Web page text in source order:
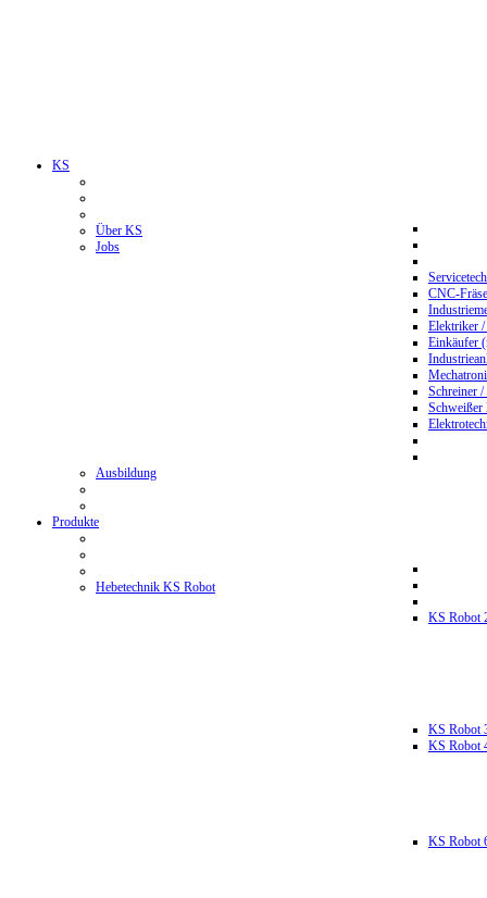
KS
Über KS
Jobs
CNC-
Elektriker
Einkäufer
Schreiner
Ausbildung
Produkte
Hebetechnik KS Robot
KS Robot
KS Robot
KS Robot
KS Robot